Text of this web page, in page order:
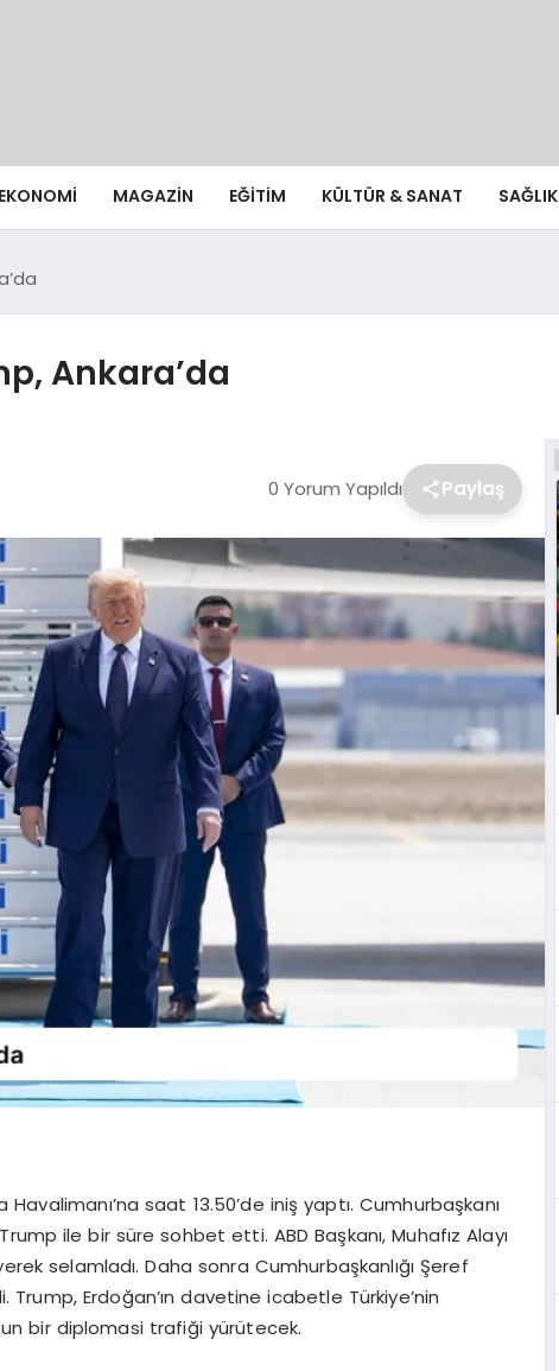
EKONOMI MAGAZIN EĞITIM KÜLTÜR & SANAT SAĞLIK
Ankara’da
0 Yorum Yapıldı Paylaş
Havalimanı’na saat 13.50’de iniş yaptı. Cumhurbaşkanı
ile bir süre sohbet etti. ABD Başkanı, Muhafız Alayı
selamladı. Daha sonra Cumhurbaşkanlığı Şeref
Erdoğan’ın davetine icabetle Türkiye’nin
bir diplomasi trafiği yürütecek.